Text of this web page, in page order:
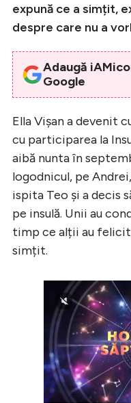
Creează
expună ce a simțit,
despre care nu a
Adaugă
Google
Ella Vișan a devenit
cu participarea la
aibă nunta în
logodnicul, pe
ispita Teo și a decis
pe insulă. Unii au
timp ce alții au
simțit.